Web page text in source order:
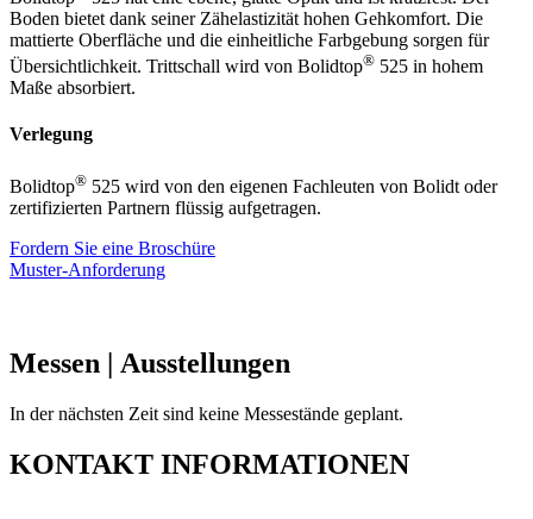
Boden bietet dank seiner Zähelastizität hohen Gehkomfort. Die
mattierte Oberfläche und die einheitliche Farbgebung sorgen für
Übersichtlichkeit. Trittschall wird von Bolidtop® 525 in hohem
Maße absorbiert.
Verlegung
Bolidtop® 525 wird von den eigenen Fachleuten von Bolidt oder
zertifizierten Partnern flüssig aufgetragen.
Fordern Sie eine Broschüre
Muster-Anforderung
Messen | Ausstellungen
In der nächsten Zeit sind keine Messestände geplant.
KONTAKT INFORMATIONEN